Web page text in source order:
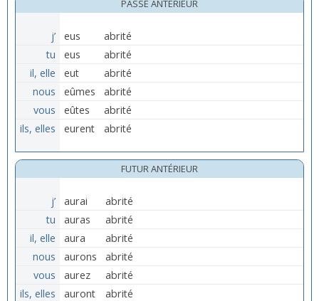
PASSÉ ANTÉRIEUR
j’ eus
abrité
tu
eus
abrité
il, elle
eut
abrité
nous
eûmes
abrité
vous
eûtes
abrité
ils, elles
eurent abrité
FUTUR ANTÉRIEUR
j’ aurai
abrité
tu
auras
abrité
il, elle
aura
abrité
nous
aurons
abrité
vous
aurez
abrité
ils, elles
auront abrité